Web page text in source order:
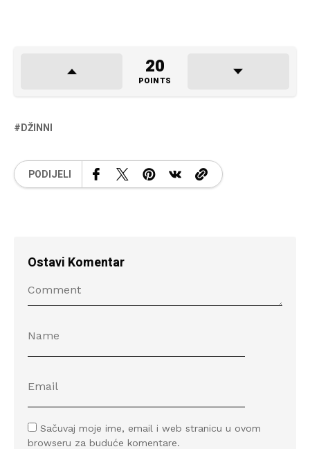
20
POINTS
DŽINNI
PODIJELI
Ostavi Komentar
Sačuvaj moje ime, email i web stranicu u ovom
browseru za buduće komentare.